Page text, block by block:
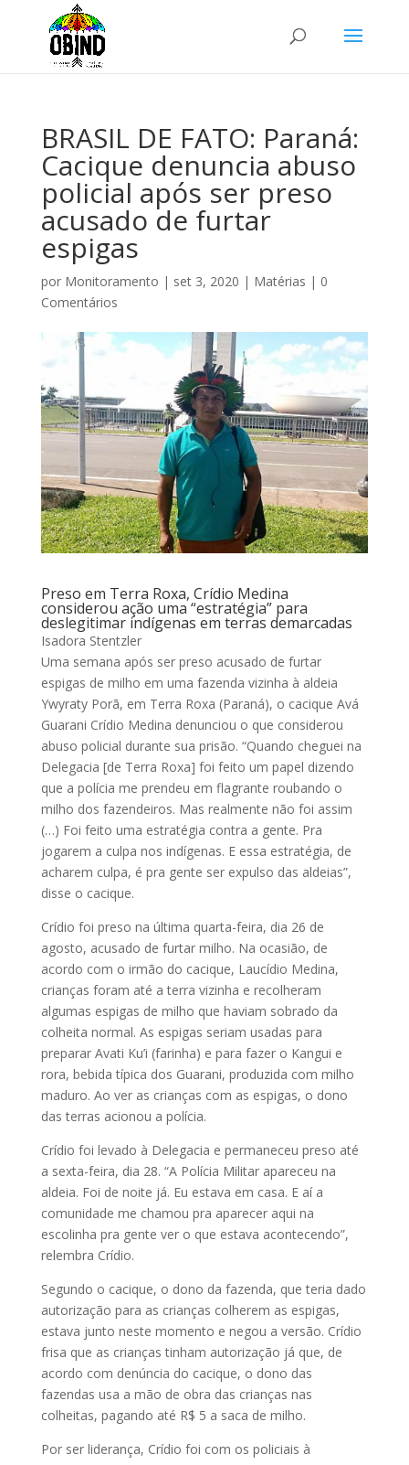
BRASIL DE FATO: Paraná:
Cacique denuncia abuso
policial após ser preso
acusado de furtar
espigas
por Monitoramento | set 3, 2020 | Matérias | 0
Comentários
Preso em Terra Roxa, Crídio Medina
considerou ação uma “estratégia” para
deslegitimar indígenas em terras demarcadas
Isadora Stentzler
Uma semana após ser preso acusado de furtar
espigas de milho em uma fazenda vizinha à aldeia
Ywyraty Porã, em Terra Roxa (Paraná), o cacique Avá
Guarani Crídio Medina denunciou o que considerou
abuso policial durante sua prisão. “Quando cheguei na
Delegacia [de Terra Roxa] foi feito um papel dizendo
que a polícia me prendeu em flagrante roubando o
milho dos fazendeiros. Mas realmente não foi assim
(…) Foi feito uma estratégia contra a gente. Pra
jogarem a culpa nos indígenas. E essa estratégia, de
acharem culpa, é pra gente ser expulso das aldeias”,
disse o cacique.
Crídio foi preso na última quarta-feira, dia 26 de
agosto, acusado de furtar milho. Na ocasião, de
acordo com o irmão do cacique, Laucídio Medina,
crianças foram até a terra vizinha e recolheram
algumas espigas de milho que haviam sobrado da
colheita normal. As espigas seriam usadas para
preparar Avati Ku’i (farinha) e para fazer o Kangui e
rora, bebida típica dos Guarani, produzida com milho
maduro. Ao ver as crianças com as espigas, o dono
das terras acionou a polícia.
Crídio foi levado à Delegacia e permaneceu preso até
a sexta-feira, dia 28. “A Polícia Militar apareceu na
aldeia. Foi de noite já. Eu estava em casa. E aí a
comunidade me chamou pra aparecer aqui na
escolinha pra gente ver o que estava acontecendo”,
relembra Crídio.
Segundo o cacique, o dono da fazenda, que teria dado
autorização para as crianças colherem as espigas,
estava junto neste momento e negou a versão. Crídio
frisa que as crianças tinham autorização já que, de
acordo com denúncia do cacique, o dono das
fazendas usa a mão de obra das crianças nas
colheitas, pagando até R$ 5 a saca de milho.
Por ser liderança, Crídio foi com os policiais à